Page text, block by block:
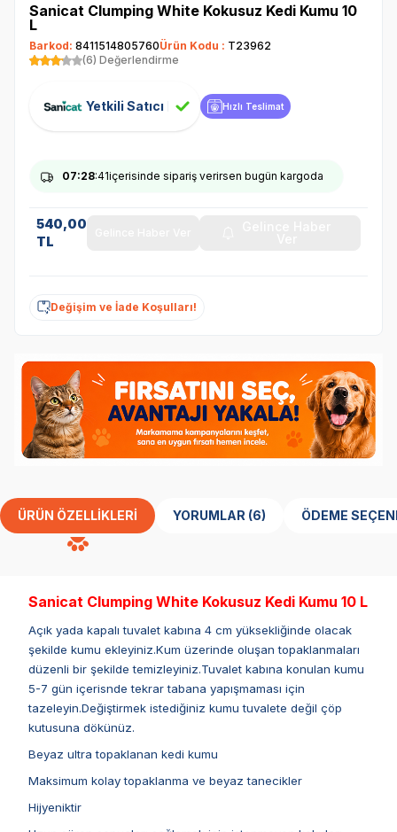
Sanicat Clumping White Kokusuz Kedi Kumu 10
L
Barkod: 8411514805760Ürün Kodu : T23962
(6) Değerlendirme
Yetkili Satıcı Hızlı Teslimat
07:28:41içerisinde sipariş verirsen bugün kargoda
540,00
TL
Değişim ve İade Koşulları!
ÜRÜN ÖZELLIKLERI YORUMLAR (6) ÖDEME
Sanicat Clumping White Kokusuz Kedi Kumu 10 L
Açık yada kapalı tuvalet kabına 4 cm yüksekliğinde olacak
şekilde kumu ekleyiniz.Kum üzerinde oluşan topaklanmaları
düzenli bir şekilde temizleyiniz.Tuvalet kabına konulan kumu
5-7 gün içerisnde tekrar tabana yapışmaması için
tazeleyin.Değiştirmek istediğiniz kumu tuvalete değil çöp
kutusuna dökünüz.
Beyaz ultra topaklanan kedi kumu
Maksimum kolay topaklanma ve beyaz tanecikler
Hijyeniktir